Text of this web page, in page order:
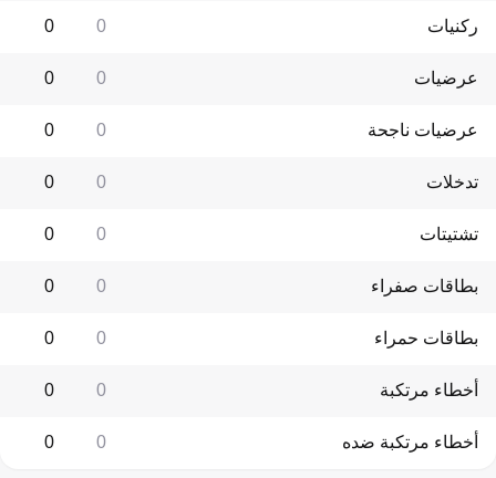
ركنيات 0
0
عرضيات 0
0
عرضيات ناجحة 0
0
تدخلات 0
0
تشتيتات 0
0
بطاقات صفراء 0
0
بطاقات حمراء 0
0
أخطاء مرتكبة 0
0
أخطاء مرتكبة ضده 0
0